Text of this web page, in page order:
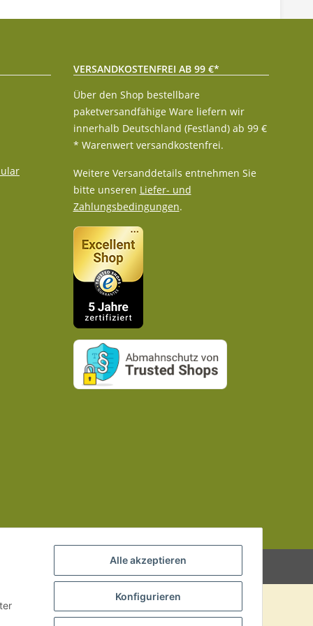
VERSANDKOSTENFREI AB 99 €*
Über den Shop bestellbare
paketversandfähige Ware liefern wir
innerhalb Deutschland (Festland) ab 99 €
* Warenwert versandkostenfrei.
Weitere Versanddetails entnehmen Sie
bitte unseren Liefer- und
Zahlungsbedingungen.
Powered by
Alle akzeptieren
Konfigurieren